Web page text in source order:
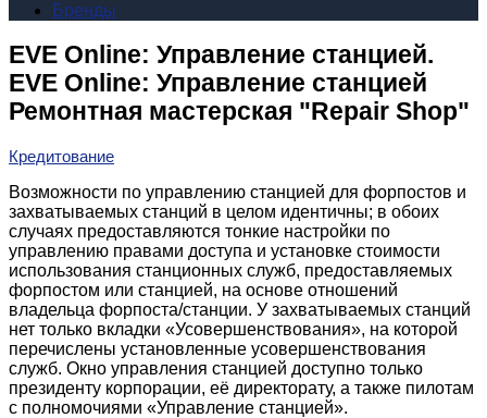
Бренды
EVE Online: Управление станцией.
EVE Online: Управление станцией
Ремонтная мастерская "Repair Shop"
Кредитование
Возможности по управлению станцией для форпостов и
захватываемых станций в целом идентичны; в обоих
случаях предоставляются тонкие настройки по
управлению правами доступа и установке стоимости
использования станционных служб, предоставляемых
форпостом или станцией, на основе отношений
владельца форпоста/станции. У захватываемых станций
нет только вкладки «Усовершенствования», на которой
перечислены установленные усовершенствования
служб. Окно управления станцией доступно только
президенту корпорации, её директорату, а также пилотам
с полномочиями «Управление станцией».